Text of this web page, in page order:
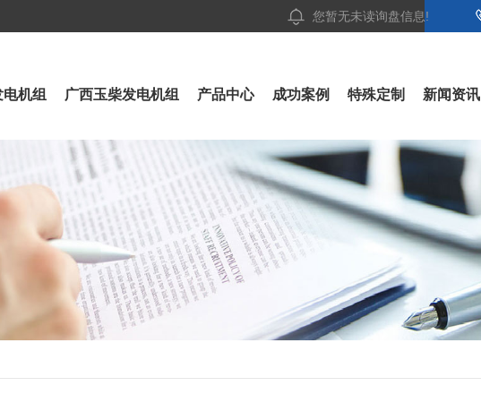
您暂无未读询盘信息!
机组 广西玉柴发电机组 产品中心 成功案例 特殊定制 新闻资讯